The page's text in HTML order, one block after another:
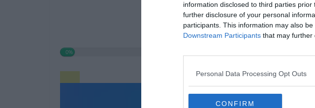
information disclosed to third parties
further disclosure of your personal
participants. This information may also
Downstream Participants that may further
Personal Data Processing Opt Outs
CONFIRM
0%